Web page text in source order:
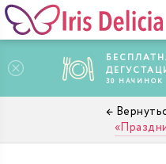
30 НАЧИНОК